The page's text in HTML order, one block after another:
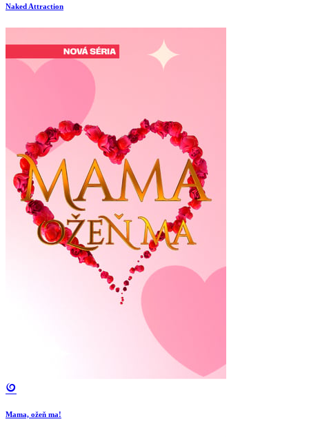
Naked Attraction
Mama, ožeň ma!